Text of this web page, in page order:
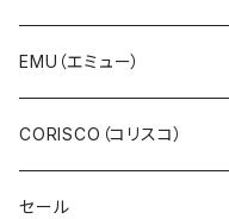
パンツ・ジーンズ
サロペット・サスペンダー・
デニム
EMU（エミュー）
CORISCO（コリスコ）
セール